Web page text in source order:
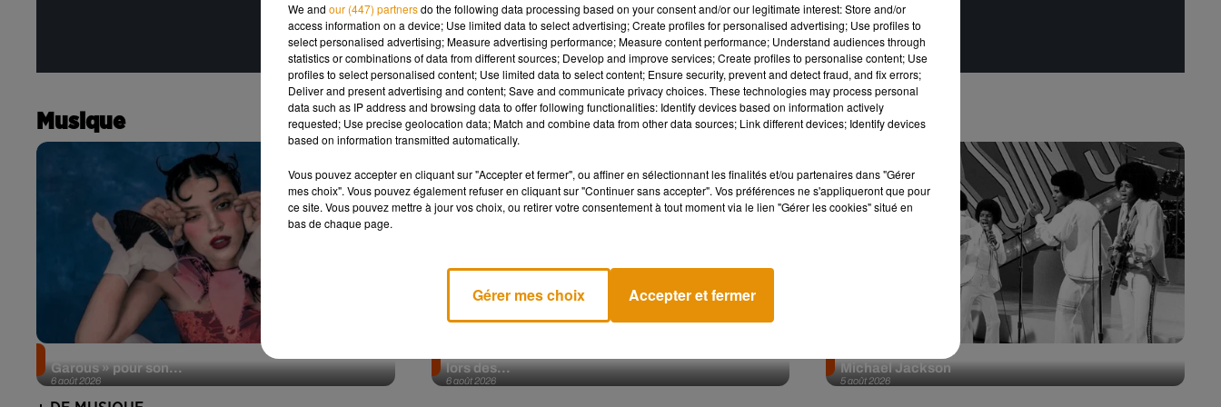
Afficher l'élément
Musique
6 août 2026
Pomme emprunte le décor de l’émission « Loups
Garous » pour son...
6 août 2026
lors des...
5 août 2026
Après le film, bientôt une docu-série sur le père de
Michael Jackson
We and our (447) partnersdo the following data processing based on your consent and/or our legitimate interest: Store and/or
access information on a device; Use limited data to select advertising; Create profiles for personalised advertising; Use profiles to
select personalised advertising; Measure advertising performance; Measure content performance; Understand audiences through
statistics or combinations of data from different sources; Develop and improve services; Create profiles to personalise content; Use
profiles to select personalised content; Use limited data to select content; Ensure security, prevent and detect fraud, and fix errors;
Deliver and present advertising and content; Save and communicate privacy choices. These technologies may process personal
data such as IP address and browsing data to offer following functionalities: Identify devices based on information actively
requested; Use precise geolocation data; Match and combine data from other data sources; Link different devices; Identify devices
based on information transmitted automatically.
Vous pouvez accepter en cliquant sur "Accepter et fermer", ou affiner en sélectionnant les finalités et/ou partenaires dans "Gérer
mes choix". Vous pouvez également refuser en cliquant sur "Continuer sans accepter". Vos préférences ne s'appliqueront que pour
ce site. Vous pouvez mettre à jour vos choix, ou retirer votre consentement à tout moment via le lien "Gérer les cookies" situé en
bas de chaque page.
Gérer mes choix Accepter et fermer